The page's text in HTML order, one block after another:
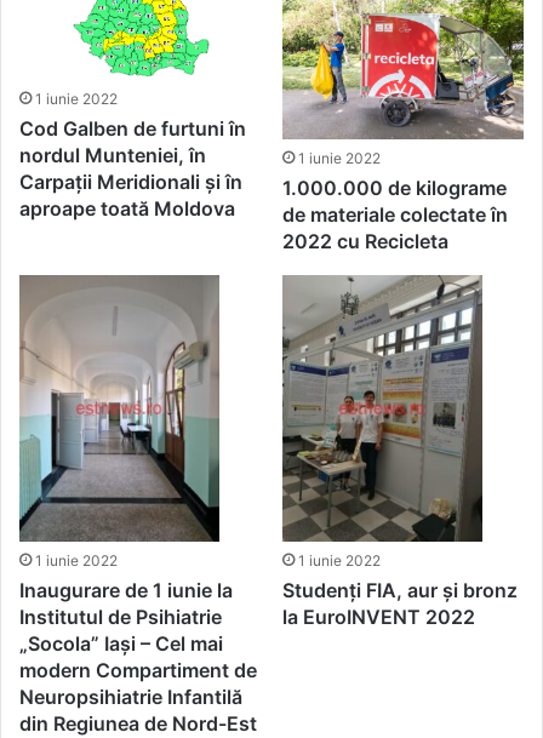
1 iunie 2022
Cod Galben de furtuni în
nordul Munteniei, în
Carpații Meridionali și în
aproape toată Moldova
1 iunie 2022
1.000.000 de kilograme
de materiale colectate în
2022 cu Recicleta
1 iunie 2022
Inaugurare de 1 iunie la
Institutul de Psihiatrie
„Socola” Iași – Cel mai
modern Compartiment de
Neuropsihiatrie Infantilă
din Regiunea de Nord-Est
1 iunie 2022
Studenți FIA, aur și bronz
la EuroINVENT 2022